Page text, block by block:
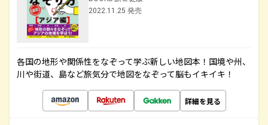
2022.11.25 発売
各国の地形や関係性をなぞって学ぶ新しい地図本！国境や州、
川や街道、島など旅気分で地図をなぞって脳もイキイキ！
詳細を見る